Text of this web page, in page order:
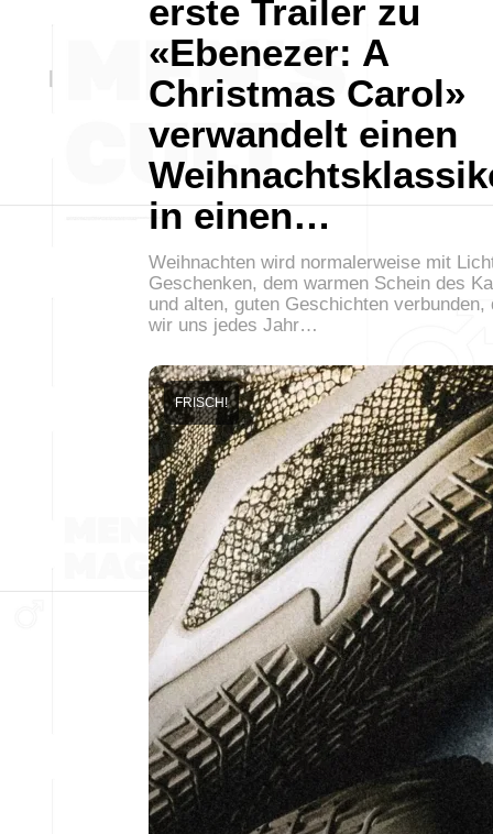
erste Trailer zu
«Ebenezer: A
Christmas Carol»
verwandelt einen
in einen…
Weihnachten wird normalerweise mit
Geschenken, dem warmen Schein des
und alten, guten Geschichten verbunden,
wir uns jedes Jahr…
FRISCH!